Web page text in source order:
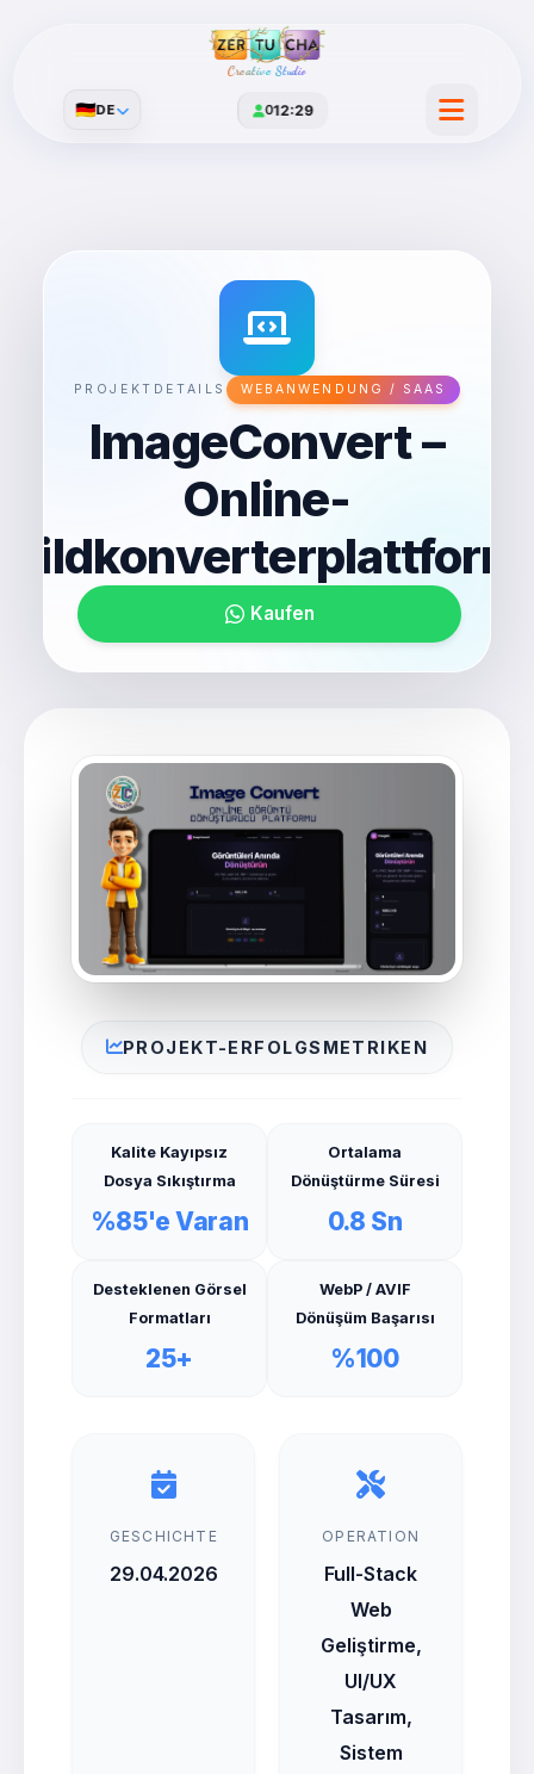
Creative Studio
012:29
🇩🇪DE
PROJEKTDETAILS WEBANWENDUNG / SAAS
ImageConvert –
Online-
Bildkonverterplattform
Kaufen
PROJEKT-ERFOLGSMETRIKEN
Kalite Kayıpsız
Dosya Sıkıştırma
%85'e Varan
Ortalama
Dönüştürme Süresi
0.8 Sn
Desteklenen Görsel
Formatları
25+
WebP / AVIF
Dönüşüm Başarısı
%100
GESCHICHTE
29.04.2026
OPERATION
Full-Stack
Web
Geliştirme,
UI/UX
Tasarım,
Sistem